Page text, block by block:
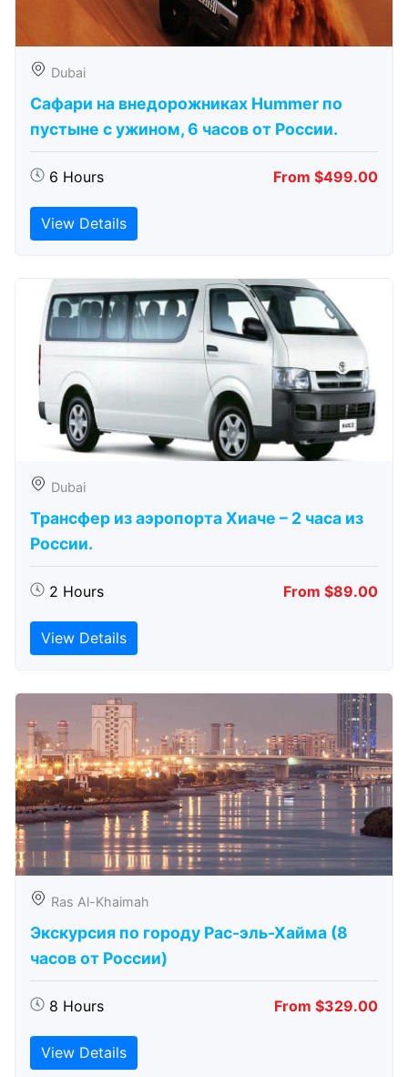
Dubai
Сафари на внедорожниках Hummer по
пустыне с ужином, 6 часов от России.
6 Hours From $499.00
View Details
Dubai
Трансфер из аэропорта Хиаче – 2 часа из
России.
2 Hours From $89.00
View Details
Ras Al-Khaimah
Экскурсия по городу Рас-эль-Хайма (8
часов от России)
8 Hours From $329.00
View Details